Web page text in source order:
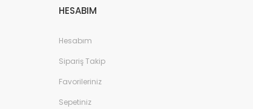
HESABIM
Hesabım
Sipariş Takip
Favorileriniz
Sepetiniz